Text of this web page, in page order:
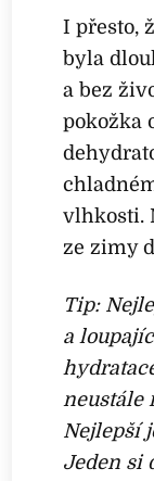
I přesto,
byla
a bez
pokožka
vlhkosti.
ze zimy
Tip:
a
neustále
Nejlepší
Jeden si